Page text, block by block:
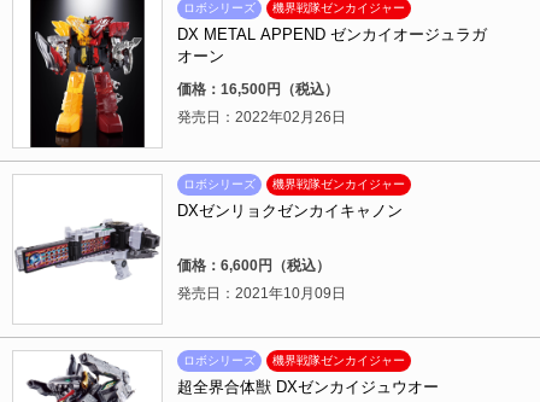
ロボシリーズ 機界戦隊ゼンカイジャー
DX METAL APPEND ゼンカイオージュラガ
オーン
価格：16,500円（税込）
発売日：2022年02月26日
ロボシリーズ 機界戦隊ゼンカイジャー
DXゼンリョクゼンカイキャノン
価格：6,600円（税込）
発売日：2021年10月09日
ロボシリーズ 機界戦隊ゼンカイジャー
超全界合体獣 DXゼンカイジュウオー